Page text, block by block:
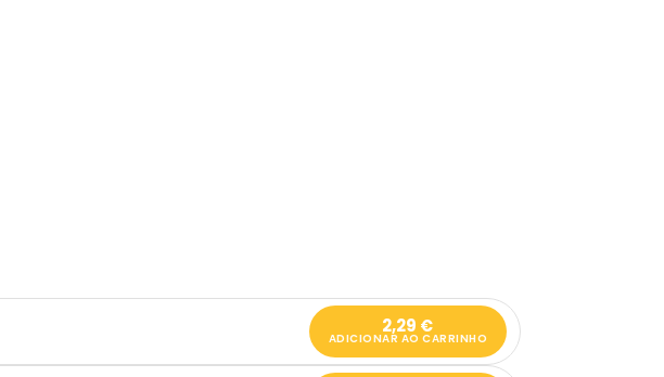
2,29 €
ADICIONAR AO CARRINHO